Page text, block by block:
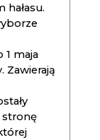
maja
Zawierają
stronę